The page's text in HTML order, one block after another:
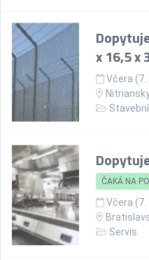
x 16,5 x
Včera (7.
ČAKÁ NA
Včera (7.
Servis